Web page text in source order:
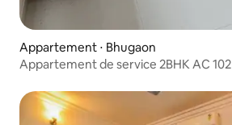
Appartement ⋅ Bhugaon
Appartement de service 2BHK AC 102